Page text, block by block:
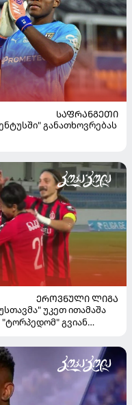
ᲡᲐᲤᲠᲐᲜᲒᲔᲗᲘ
განათხოვრებას
ᲔᲠᲝᲕᲜᲣᲚᲘ ᲚᲘᲒᲐ
უკეთ ითამაშა
გვიან